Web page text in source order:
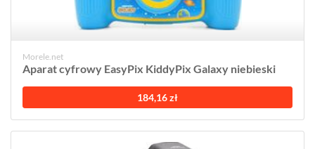
Morele.net
Aparat cyfrowy EasyPix KiddyPix Galaxy niebieski
184,16 zł